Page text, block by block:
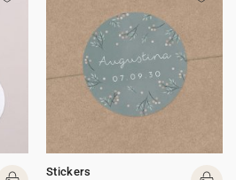
Stickers